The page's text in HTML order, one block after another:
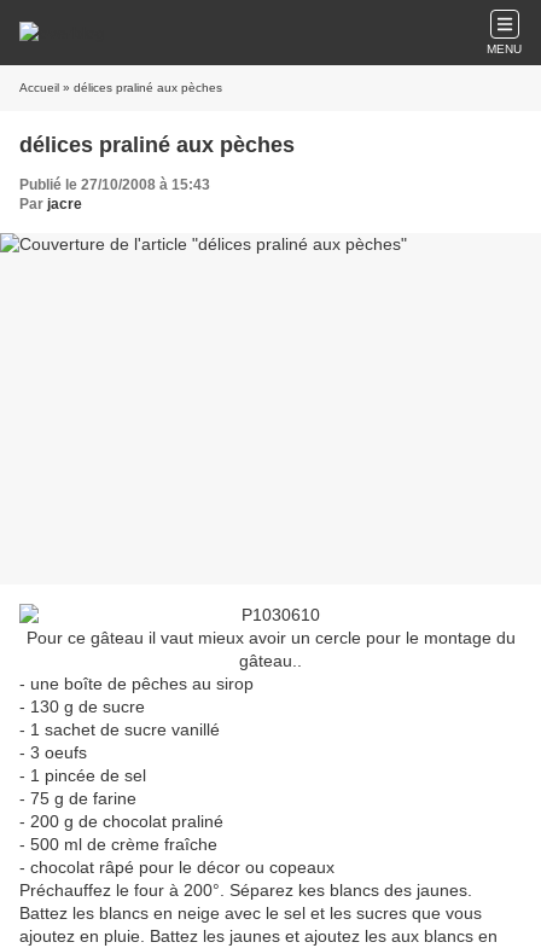
MENU
Accueil » délices praliné aux pèches
délices praliné aux pèches
Publié le 27/10/2008 à 15:43
Par jacre
Pour ce gâteau il vaut mieux avoir un cercle pour le montage du
gâteau..
- une boîte de pêches au sirop
- 130 g de sucre
- 1 sachet de sucre vanillé
- 3 oeufs
- 1 pincée de sel
- 75 g de farine
- 200 g de chocolat praliné
- 500 ml de crème fraîche
- chocolat râpé pour le décor ou copeaux
Préchauffez le four à 200°. Séparez kes blancs des jaunes.
Battez les blancs en neige avec le sel et les sucres que vous
ajoutez en pluie. Battez les jaunes et ajoutez les aux blancs en